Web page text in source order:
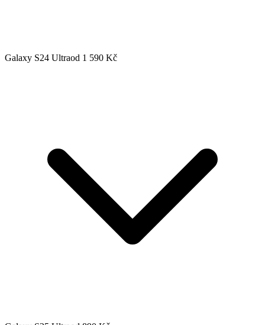
Galaxy S24 Ultraod 1 590 Kč